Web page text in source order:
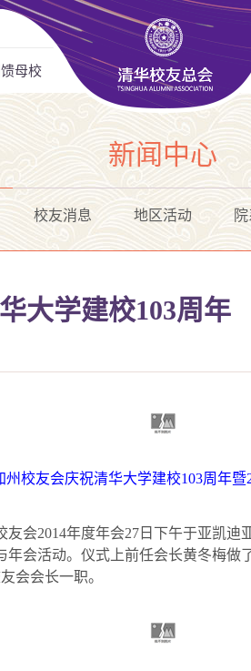
母校
新闻中心
校友消息 地区活动
大学建校103周年
州校友会庆祝清华大学建校103周年暨
友会2014年度年会27 日下午于亚凯迪
年会活动。仪式上前任会长黄冬梅做
会会长一职。